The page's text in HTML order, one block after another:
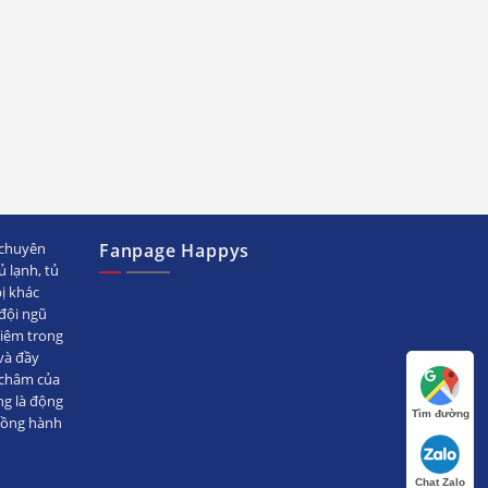
lạnh, tủ
khác
ngũ
trong
đầy
của
là động
hành
Fanpage Happys
Tìm đường
Chat Zalo